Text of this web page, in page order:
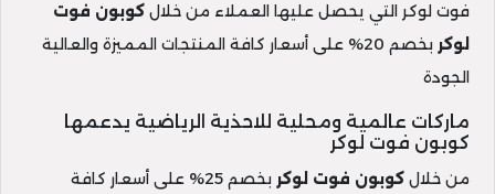
فوت لوكر التي يحصل عليها العملاء من خلال كوبون فوت
لوكر
بخصم 20% على أسعار كافة المنتجات المميزة والعالية
الجودة
ماركات عالمية ومحلية للاحذية الرياضية يدعمها
كوبون فوت لوكر
من خلال كوبون فوت لوكر
بخصم 25% على أسعار كافة